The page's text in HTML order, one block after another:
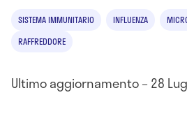
SISTEMA IMMUNITARIO INFLUENZA
RAFFREDDORE
Ultimo aggiornamento – 28